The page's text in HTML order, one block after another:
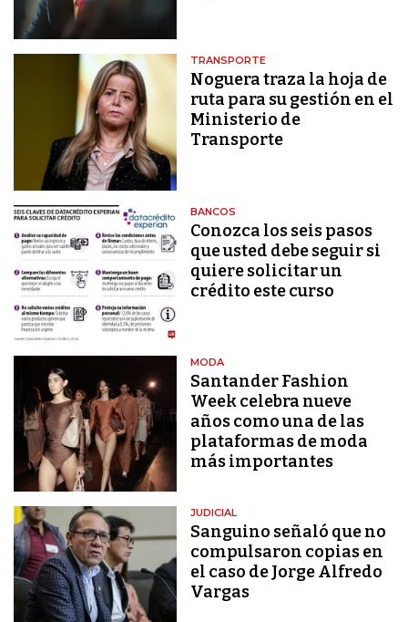
TRANSPORTE
Noguera traza la hoja de
ruta para su gestión en el
Ministerio de
Transporte
BANCOS
Conozca los seis pasos
que usted debe seguir si
quiere solicitar un
crédito este curso
MODA
Santander Fashion
Week celebra nueve
años como una de las
plataformas de moda
más importantes
JUDICIAL
Sanguino señaló que no
compulsaron copias en
el caso de Jorge Alfredo
Vargas